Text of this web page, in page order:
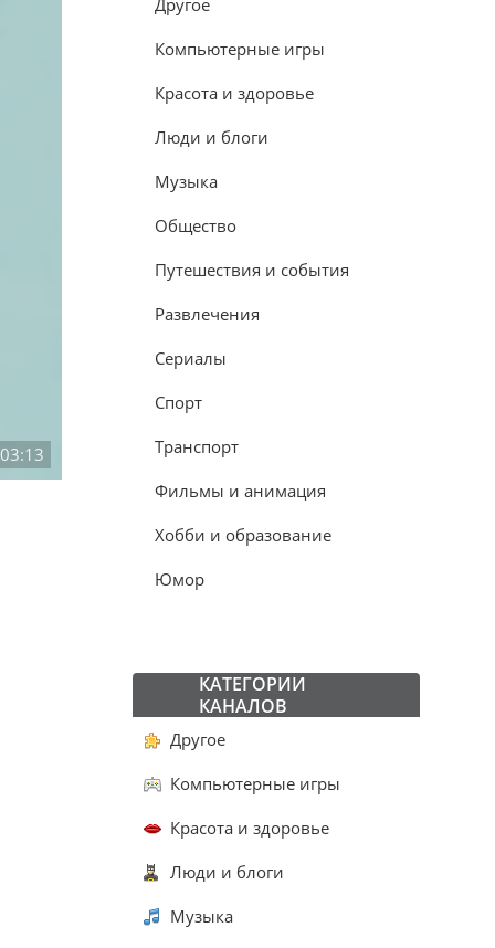
Другое
Компьютерные игры
Красота и здоровье
Люди и блоги
Музыка
Общество
Путешествия и события
Развлечения
Сериалы
Спорт
Транспорт
Фильмы и анимация
Хобби и образование
Юмор
КАТЕГОРИИ
КАНАЛОВ
Другое
Компьютерные игры
Красота и здоровье
Люди и блоги
Музыка